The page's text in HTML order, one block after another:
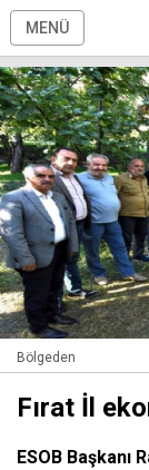
MENÜ
Bölgeden
Fırat İl
ESOB